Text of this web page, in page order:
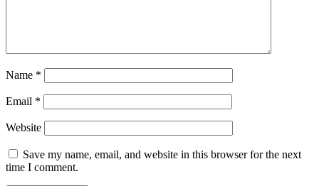
Name *
Email *
Website
Save my name, email, and website in this browser for the next
time I comment.